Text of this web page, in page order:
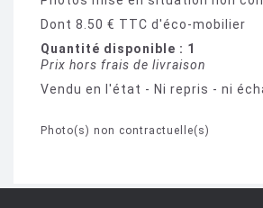
Dont 8.50 € TTC d'éco-mobilier
Quantité disponible : 1
Prix hors frais de livraison
Vendu en l'état - Ni repris - ni
Photo(s) non contractuelle(s)